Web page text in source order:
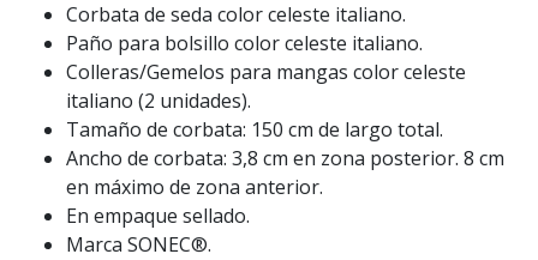
Corbata de seda color celeste italiano.
Paño para bolsillo color celeste italiano.
Colleras/Gemelos para mangas color celeste
italiano (2 unidades).
Tamaño de corbata: 150 cm de largo total.
Ancho de corbata: 3,8 cm en zona posterior. 8 cm
en máximo de zona anterior.
En empaque sellado.
Marca SONEC®.